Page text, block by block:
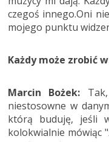
czegoś innego.Oni
mojego punktu
Każdy może zrobić
Marcin Bożek:
niestosowne w
którą buduję, jeśli
kolokwialnie mówiąc